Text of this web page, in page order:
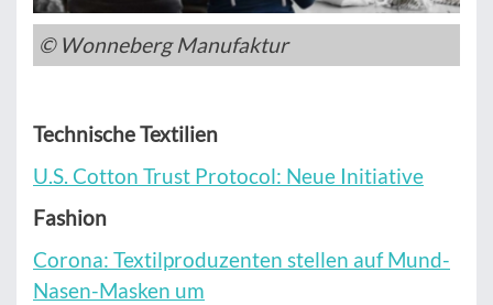
© Wonneberg Manufaktur
Technische Textilien
U.S. Cotton Trust Protocol: Neue Initiative
Fashion
Corona: Textilproduzenten stellen auf Mund-
Nasen-Masken um